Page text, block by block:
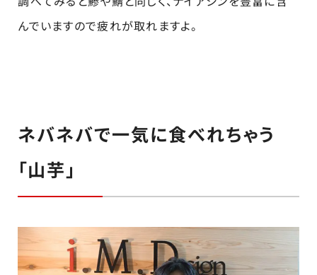
んでいますので疲れが取れますよ。
ネバネバで一気に食べれちゃう
「山芋」